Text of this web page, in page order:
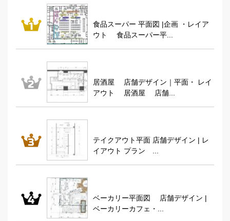
食品スーパー 平面図 |企画 ・レイア
ウト 食品スーパー平...
居酒屋 店舗デザイン｜平面・ レイ
アウト 居酒屋 店舗...
テイクアウト平面 店舗デザイン | レ
イアウト プラン ...
ベーカリー平面図 店舗デザイン |
ベーカリーカフェ・...